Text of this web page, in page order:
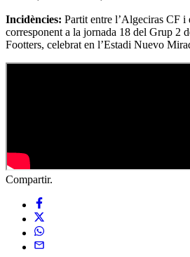
Incidències: Partit entre l’Algeciras CF
corresponent a la jornada 18 del Grup 2
Footters, celebrat en l’Estadi Nuevo
Compartir.